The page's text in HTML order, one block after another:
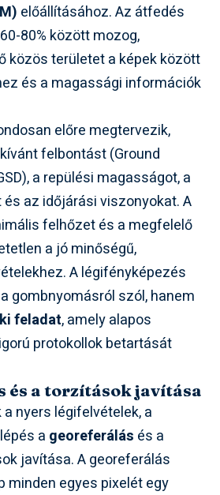
előállításához. Az átfedés
80% között mozog,
közös területet a képek között
és a magassági információk
előre megtervezik,
felbontást (Ground
a repülési magasságot, a
az időjárási viszonyokat. A
felhőzet és a megfelelő
a jó minőségű,
A légifényképezés
gombnyomásról szól, hanem
feladat, amely alapos
protokollok betartását
és a torzítások javítása
nyers légifelvételek, a
a georeferálás és a
javítása. A georeferálás
minden egyes pixelét egy